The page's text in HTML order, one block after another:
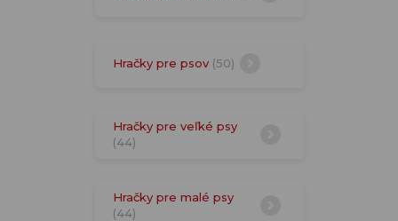
Hračky pre psov (50)
Hračky pre veľké psy
(44)
Hračky pre malé psy
(44)